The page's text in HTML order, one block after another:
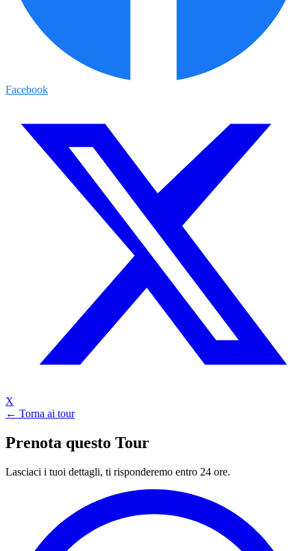
Facebook
X
← Torna ai tour
Prenota questo Tour
Lasciaci i tuoi dettagli, ti risponderemo entro 24 ore.